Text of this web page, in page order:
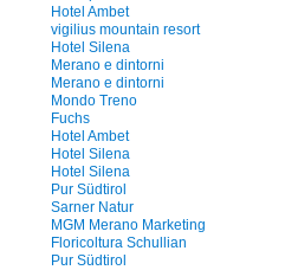
Hotel Ambet
vigilius mountain resort
Hotel Silena
Merano e dintorni
Merano e dintorni
Mondo Treno
Fuchs
Hotel Ambet
Hotel Silena
Hotel Silena
Pur Südtirol
Sarner Natur
MGM Merano Marketing
Floricoltura Schullian
Pur Südtirol